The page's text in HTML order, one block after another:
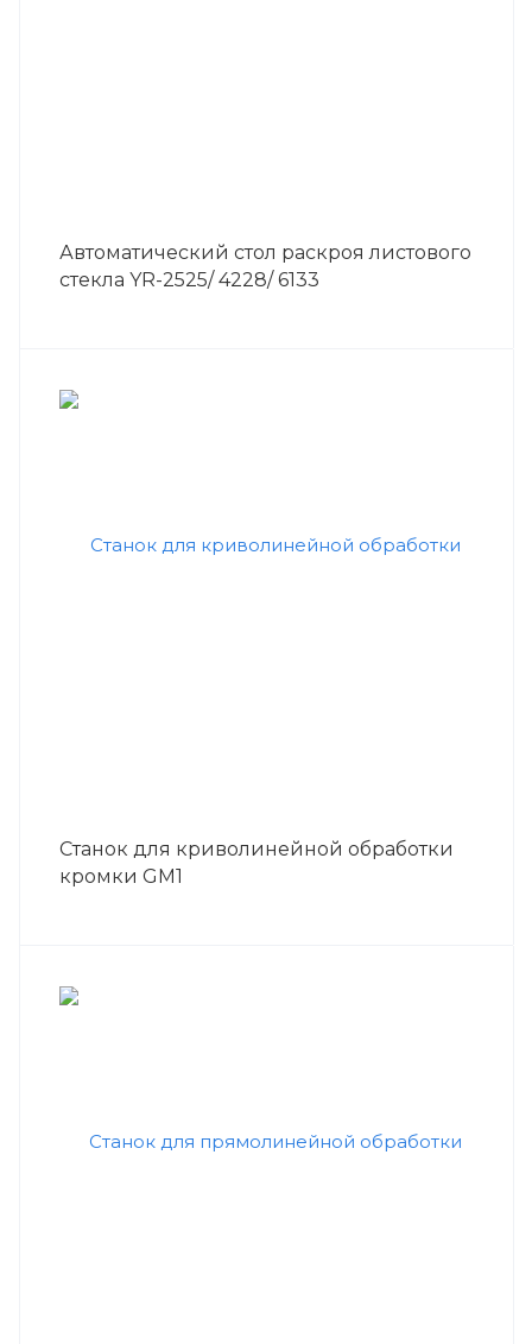
Автоматический стол раскроя листового
стекла YR-2525/ 4228/ 6133
Станок для криволинейной обработки
кромки GM1